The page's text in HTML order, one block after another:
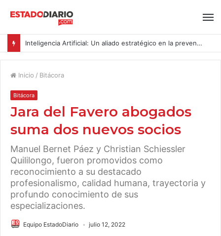
Inteligencia Artificial: Un aliado estratégico en la prevención del acoso y la violencia laboral bajo la Ley Karin
Inicio / Bitácora
Bitácora
Jara del Favero abogados
suma dos nuevos socios
Manuel Bernet Páez y Christian Schiessler
Quililongo, fueron promovidos como
reconocimiento a su destacado
profesionalismo, calidad humana, trayectoria y
profundo conocimiento de sus
especializaciones.
Equipo EstadoDiario julio 12, 2022